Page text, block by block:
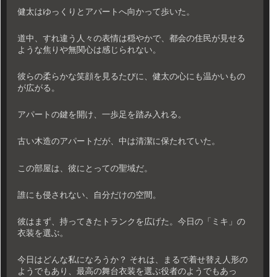
健太はゆっくりとアパートへ向かって歩いた。
道中、すれ違う人々の表情は穏やかで、都会の住民が見せる
ような焦りや無関心は感じられない。
彼らの柔らかな笑顔を見るたびに、健太の心にも温かいもの
が広がる。
アパートの鍵を開け、一歩足を踏み入れる。
古い木造のアパートだが、中は清潔に保たれていた。
この部屋は、彼にとっての聖域だ。
誰にも侵されない、自分だけの空間。
彼はまず、持ってきたトランクを広げた。今日の「ミキ」の
衣装を選ぶ。
今日はどんな私になろうか？ それは、まるで着せ替え人形の
ようでもあり、最高の舞台衣装を選ぶ役者のようでもあっ